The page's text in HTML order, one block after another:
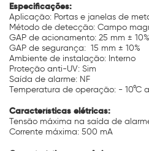
Especificações:
Aplicação: Portas e janelas de
Método de detecção: Campo
GAP de acionamento: 25 mm ± 10%
GAP de segurança: 15 mm ± 10%
Ambiente de instalação: Interno
Proteção anti-UV: Sim
Saída de alarme: NF
Temperatura de operação: - 10°C
Características elétricas:
Tensão máxima na saída de
Corrente máxima: 500 mA